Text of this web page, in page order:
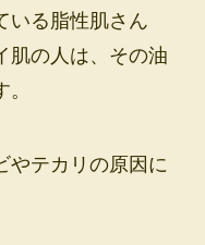
いる脂性肌さん
肌の人は、その油
やテカリの原因に